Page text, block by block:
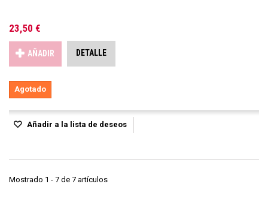
23,50 €
AÑADIR DETALLE
Agotado
Añadir a la lista de deseos
Mostrado 1 - 7 de 7 artículos